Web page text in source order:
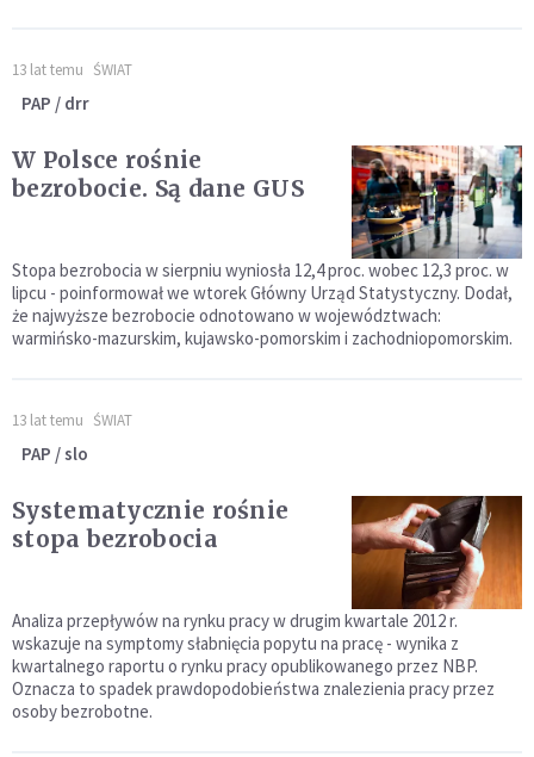
13 lat temu ŚWIAT
PAP / drr
W Polsce rośnie
bezrobocie. Są dane GUS
Stopa bezrobocia w sierpniu wyniosła 12,4 proc. wobec 12,3 proc. w
lipcu - poinformował we wtorek Główny Urząd Statystyczny. Dodał,
że najwyższe bezrobocie odnotowano w województwach:
warmińsko-mazurskim, kujawsko-pomorskim i zachodniopomorskim.
13 lat temu ŚWIAT
PAP / slo
Systematycznie rośnie
stopa bezrobocia
Analiza przepływów na rynku pracy w drugim kwartale 2012 r.
wskazuje na symptomy słabnięcia popytu na pracę - wynika z
kwartalnego raportu o rynku pracy opublikowanego przez NBP.
Oznacza to spadek prawdopodobieństwa znalezienia pracy przez
osoby bezrobotne.